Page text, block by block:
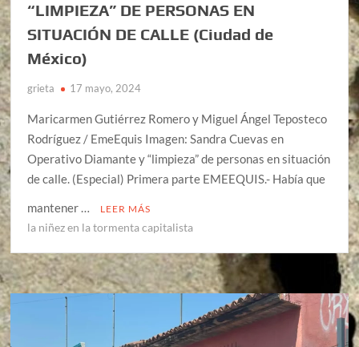
“LIMPIEZA” DE PERSONAS EN
SITUACIÓN DE CALLE (Ciudad de
México)
grieta 17 mayo, 2024
Maricarmen Gutiérrez Romero y Miguel Ángel Teposteco
Rodríguez / EmeEquis Imagen: Sandra Cuevas en
Operativo Diamante y “limpieza” de personas en situación
de calle. (Especial) Primera parte EMEEQUIS.- Había que
mantener …
LEER MÁS
la niñez en la tormenta capitalista